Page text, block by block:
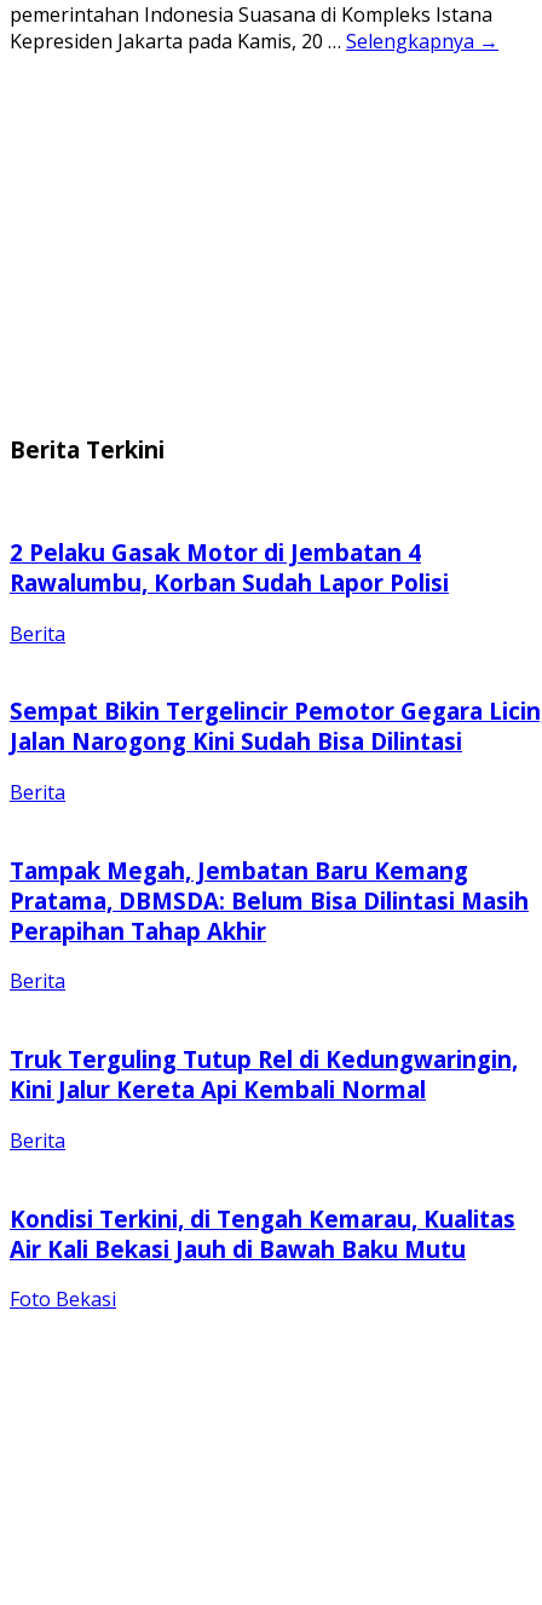
pemerintahan Indonesia Suasana di Kompleks Istana
Kepresiden Jakarta pada Kamis, 20 … Selengkapnya →
Berita Terkini
2 Pelaku Gasak Motor di Jembatan 4
Rawalumbu, Korban Sudah Lapor Polisi
Berita
Sempat Bikin Tergelincir Pemotor Gegara
Jalan Narogong Kini Sudah Bisa Dilintasi
Berita
Tampak Megah, Jembatan Baru Kemang
Pratama, DBMSDA: Belum Bisa Dilintasi Masih
Perapihan Tahap Akhir
Berita
Truk Terguling Tutup Rel di Kedungwaringin,
Kini Jalur Kereta Api Kembali Normal
Berita
Kondisi Terkini, di Tengah Kemarau, Kualitas
Air Kali Bekasi Jauh di Bawah Baku Mutu
Foto Bekasi